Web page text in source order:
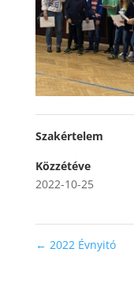
Szakértelem
Közzétéve
2022-10-25
← 2022 Évnyitó